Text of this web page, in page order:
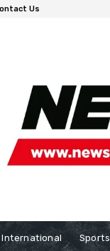
Us
International Sports